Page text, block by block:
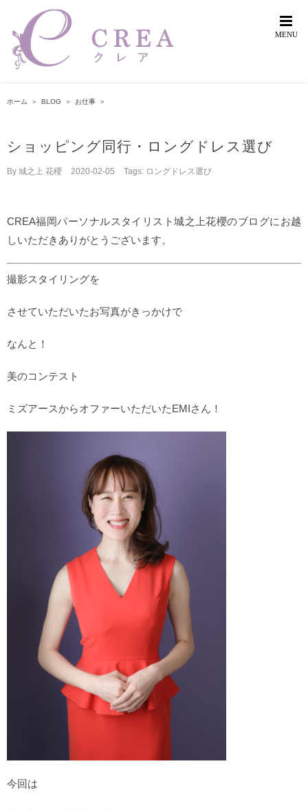
content
ホーム ＞ BLOG ＞ お仕事 ＞
ショッピング同行・ロングドレス選び
By 城之上 花櫻 2020-02-05 Tags: ロングドレス選び
CREA福岡パーソナルスタイリスト城之上花櫻のブログにお越
しいただきありがとうございます。
撮影スタイリングを
させていただいたお写真がきっかけで
なんと！
美のコンテスト
ミズアースからオファーいただいたEMIさん！
今回は